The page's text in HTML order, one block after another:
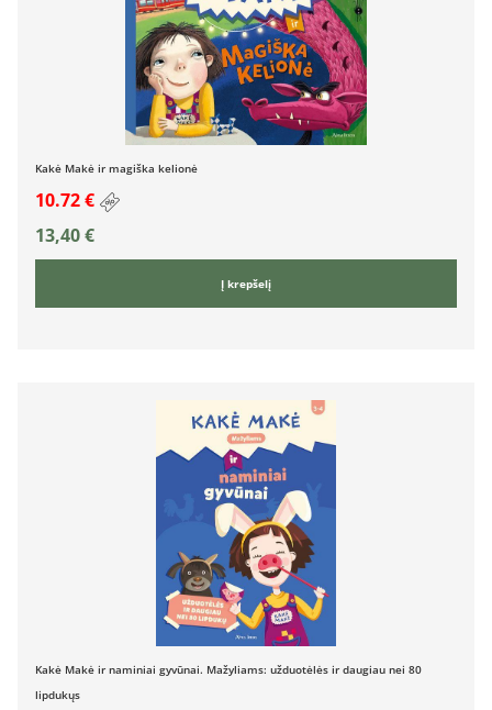
Kakė Makė ir magiška kelionė
10.72 €
13,40€
Į krepšelį
Kakė Makė ir naminiai gyvūnai. Mažyliams: užduotėlės ir daugiau nei 80
lipdukųs